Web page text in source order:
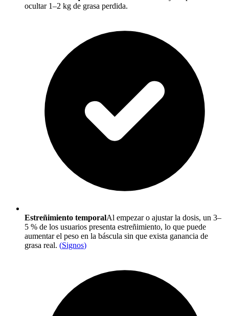
ocultar 1–2 kg de grasa perdida.
Estreñimiento temporalAl empezar o ajustar la dosis, un 3–
5 % de los usuarios presenta estreñimiento, lo que puede
aumentar el peso en la báscula sin que exista ganancia de
grasa real. (Signos)